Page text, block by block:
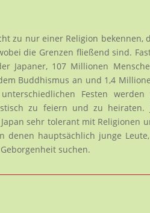
zu nur einer Religion bekennen,
die Grenzen fließend sind.
Japaner, 107 Millionen
Buddhismus an und 1,4
Festen werden
zu feiern und zu
sehr tolerant mit Religionen
denen hauptsächlich junge
suchen.